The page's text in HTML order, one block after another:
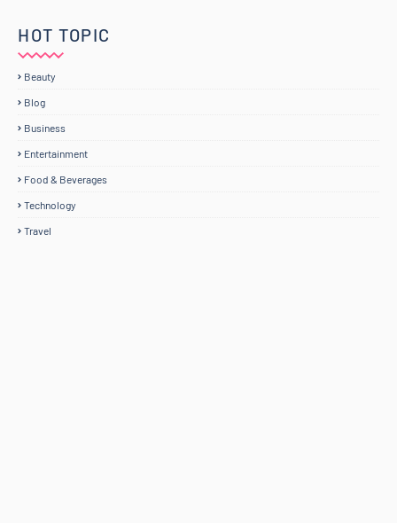
HOT TOPIC
Beauty
Blog
Business
Entertainment
Food & Beverages
Technology
Travel